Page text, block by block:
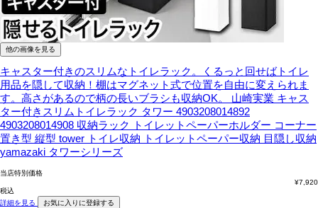
他の画像を見る
キャスター付きのスリムなトイレラック。くるっと回せばトイレ
用品を隠して収納！棚はマグネット式で位置を自由に変えられま
す。高さがあるので柄の長いブラシも収納OK。
山崎実業 キャス
ター付きスリムトイレラック タワー 4903208014892
4903208014908 収納ラック トイレットペーパーホルダー コーナー
置き型 縦型 tower トイレ収納 トイレットペーパー収納 目隠し収納
yamazaki タワーシリーズ
当店特別価格
¥7,920
税込
詳細を見る
お気に入りに登録する